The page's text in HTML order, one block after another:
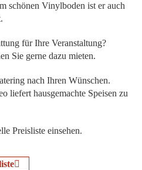
schö­nen Vinyl­bo­den ist er auch
für Ihre Ver­an­stal­tung?
Sie ger­ne dazu mieten.
nach Ihren Wün­schen.
lie­fert haus­ge­mach­te Spei­sen zu
Preis­lis­te einsehen.